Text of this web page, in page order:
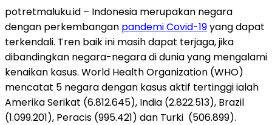
potretmaluku.id – Indonesia merupakan negara
dengan perkembangan pandemi Covid-19yang dapat
terkendali. Tren baik ini masih dapat terjaga, jika
dibandingkan negara-negara di dunia yang mengalami
kenaikan kasus. World Health Organization (WHO)
mencatat 5 negara dengan kasus aktif tertinggi ialah
Amerika Serikat (6.812.645), India (2.822.513), Brazil
(1.099.201), Peracis (995.421) dan Turki (506.899).